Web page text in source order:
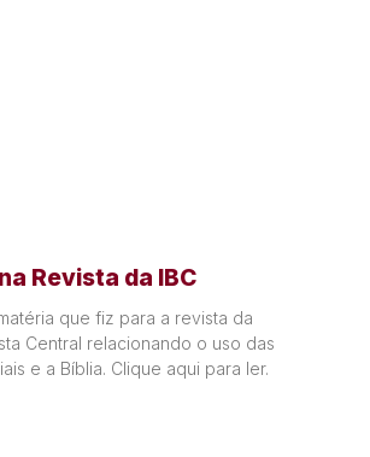
Revista da IBC
que fiz para a revista da
Central relacionando o uso das
e a Bíblia. Clique aqui para ler.